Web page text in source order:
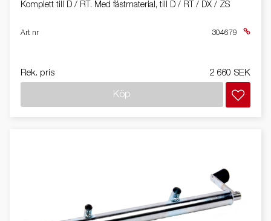
Komplett till D / RT. Med fästmaterial, till D / RT / DX / ZS
Art nr 304679
Rek. pris 2 660 SEK
Köp